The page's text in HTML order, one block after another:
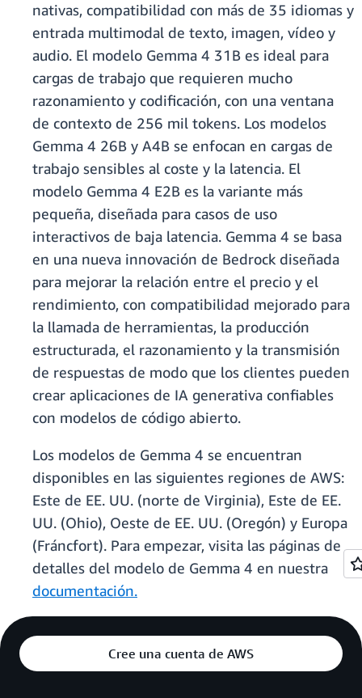
nativas, compatibilidad con más de 35 idiomas y
entrada multimodal de texto, imagen, vídeo y
audio. El modelo Gemma 4 31B es ideal para
cargas de trabajo que requieren mucho
razonamiento y codificación, con una ventana
de contexto de 256 mil tokens. Los modelos
Gemma 4 26B y A4B se enfocan en cargas de
trabajo sensibles al coste y la latencia. El
modelo Gemma 4 E2B es la variante más
pequeña, diseñada para casos de uso
interactivos de baja latencia. Gemma 4 se basa
en una nueva innovación de Bedrock diseñada
para mejorar la relación entre el precio y el
rendimiento, con compatibilidad mejorado para
la llamada de herramientas, la producción
estructurada, el razonamiento y la transmisión
de respuestas de modo que los clientes pueden
crear aplicaciones de IA generativa confiables
con modelos de código abierto.
Los modelos de Gemma 4 se encuentran
disponibles en las siguientes regiones de AWS:
Este de EE. UU. (norte de Virginia), Este de EE.
UU. (Ohio), Oeste de EE. UU. (Oregón) y Europa
(Fráncfort). Para empezar, visita las páginas de
detalles del modelo de Gemma 4 en nuestra
documentación.
Cree una cuenta de AWS